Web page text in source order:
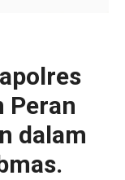
Peran
dalam